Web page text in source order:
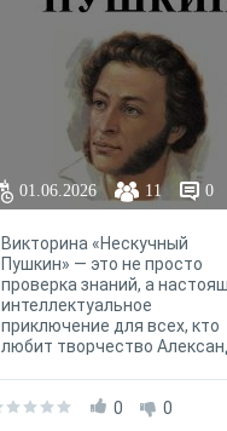
01.06.2026 11 0
Викторина «Нескучный
Пушкин» — это не просто
проверка знаний, а
интеллектуальное
приключение для всех, кто
любит творчество
программы. Мы предлагаем
0 0